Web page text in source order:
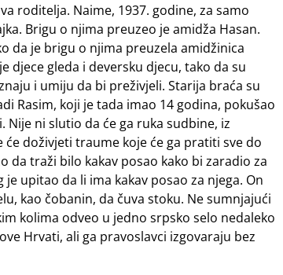
roditelja. Naime, 1937. godine, za samo
Brigu o njima preuzeo je amidža Hasan.
da je brigu o njima preuzela amidžinica
djece gleda i deversku djecu, tako da su
i umiju da bi preživjeli. Starija braća su
Rasim, koji je tada imao 14 godina, pokušao
Nije ni slutio da će ga ruka sudbine, iz
doživjeti traume koje će ga pratiti sve do
da traži bilo kakav posao kako bi zaradio za
upitao da li ima kakav posao za njega. On
kao čobanin, da čuva stoku. Ne sumnjajući
kolima odveo u jedno srpsko selo nedaleko
Hrvati, ali ga pravoslavci izgovaraju bez